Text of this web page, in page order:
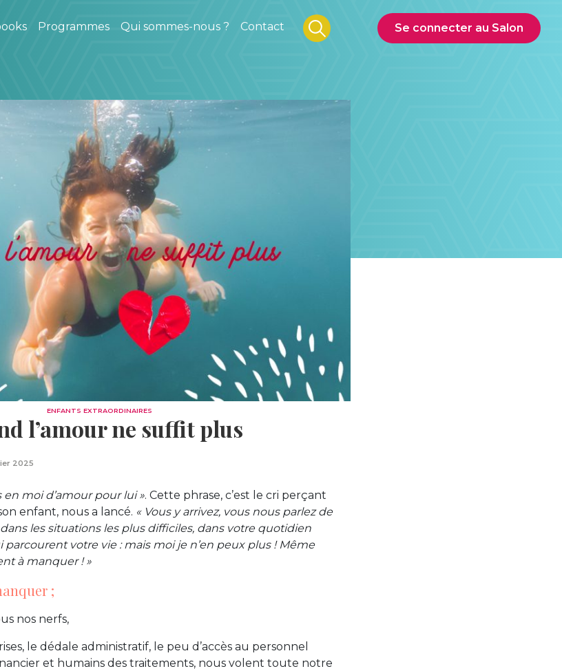
Programmes Qui sommes-nous ? Contact Se connecter au Salon
ENFANTS EXTRAORDINAIRES
l’amour ne suffit plus
2025
moi d’amour pour lui ». Cette phrase, c’est le cri perçant
enfant, nous a lancé. « Vous y arrivez, vous nous parlez de
les situations les plus difficiles, dans votre quotidien
votre vie : mais moi je n’en peux plus ! Même
à manquer ! »
;
nos nerfs,
le dédale administratif, le peu d’accès au personnel
et humains des traitements, nous volent toute notre